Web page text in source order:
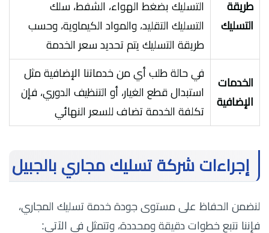
طريقة
التسليك
التسليك بضغط الهواء، الشفط، سلك
التسليك التقليد، والمواد الكيماوية، وحسب
طريقة التسليك يتم تحديد سعر الخدمة
الخدمات
الإضافية
في حالة طلب أي من خدماتنا الإضافية مثل
استبدال قطع الغيار، أو التنظيف الدوري، فإن
تكلفة الخدمة تضاف للسعر النهائي
إجراءات شركة تسليك مجاري بالجبيل
لنضمن الحفاظ على مستوى جودة خدمة تسليك المجاري،
فإننا نتبع خطوات دقيقة ومحددة، وتتمثل في الآتي: